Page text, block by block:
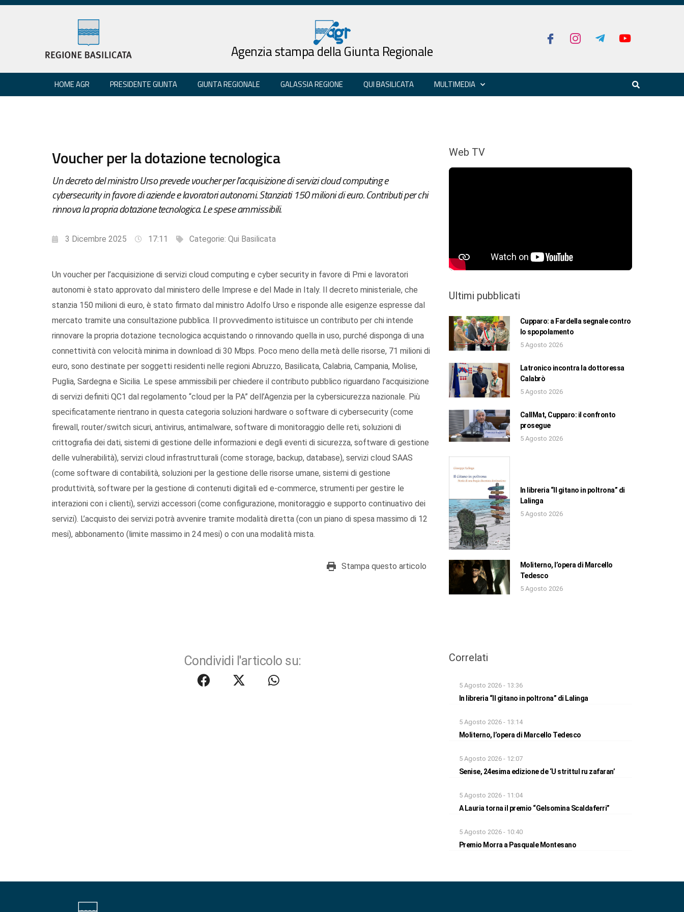
Agenzia stampa della Giunta Regionale
HOME AGR PRESIDENTE GIUNTA GIUNTA REGIONALE GALASSIA REGIONE QUI BASILICATA MULTIMEDIA
Voucher per la dotazione tecnologica
Un decreto del ministro Urso prevede voucher per l'acquisizione di servizi cloud computing e
cybersecurity in favore di aziende e lavoratori autonomi. Stanziati 150 milioni di euro. Contributi per chi
rinnova la propria dotazione tecnologica. Le spese ammissibili.
3 Dicembre 2025 17:11 Categorie: Qui Basilicata
Un voucher per l’acquisizione di servizi cloud computing e cyber security in favore di Pmi e lavoratori
autonomi è stato approvato dal ministero delle Imprese e del Made in Italy. Il decreto ministeriale, che
stanzia 150 milioni di euro, è stato firmato dal ministro Adolfo Urso e risponde alle esigenze espresse dal
mercato tramite una consultazione pubblica. Il provvedimento istituisce un contributo per chi intende
rinnovare la propria dotazione tecnologica acquistando o rinnovando quella in uso, purché disponga di una
connettività con velocità minima in download di 30 Mbps. Poco meno della metà delle risorse, 71 milioni di
euro, sono destinate per soggetti residenti nelle regioni Abruzzo, Basilicata, Calabria, Campania, Molise,
Puglia, Sardegna e Sicilia. Le spese ammissibili per chiedere il contributo pubblico riguardano l’acquisizione
di servizi definiti QC1 dal regolamento “cloud per la PA” dell’Agenzia per la cybersicurezza nazionale. Più
specificatamente rientrano in questa categoria soluzioni hardware o software di cybersecurity (come
firewall, router/switch sicuri, antivirus, antimalware, software di monitoraggio delle reti, soluzioni di
crittografia dei dati, sistemi di gestione delle informazioni e degli eventi di sicurezza, software di gestione
delle vulnerabilità), servizi cloud infrastrutturali (come storage, backup, database), servizi cloud SAAS
(come software di contabilità, soluzioni per la gestione delle risorse umane, sistemi di gestione
produttività, software per la gestione di contenuti digitali ed e-commerce, strumenti per gestire le
interazioni con i clienti), servizi accessori (come configurazione, monitoraggio e supporto continuativo dei
servizi). L’acquisto dei servizi potrà avvenire tramite modalità diretta (con un piano di spesa massimo di 12
mesi), abbonamento (limite massimo in 24 mesi) o con una modalità mista.
Stampa questo articolo
Condividi l'articolo su:
Web TV
Ultimi pubblicati
Cupparo: a Fardella segnale contro
lo spopolamento
5 Agosto 2026
Latronico incontra la dottoressa
Calabrò
5 Agosto 2026
CallMat, Cupparo: il confronto
prosegue
5 Agosto 2026
In libreria “Il gitano in poltrona” di
Lalinga
5 Agosto 2026
Moliterno, l’opera di Marcello
Tedesco
5 Agosto 2026
Correlati
5 Agosto 2026 - 13:36
In libreria “Il gitano in poltrona” di Lalinga
5 Agosto 2026 - 13:14
Moliterno, l’opera di Marcello Tedesco
5 Agosto 2026 - 12:07
Senise, 24esima edizione de ‘U strittul ru zafaran’
5 Agosto 2026 - 11:04
A Lauria torna il premio “Gelsomina Scaldaferri”
5 Agosto 2026 - 10:40
Premio Morra a Pasquale Montesano